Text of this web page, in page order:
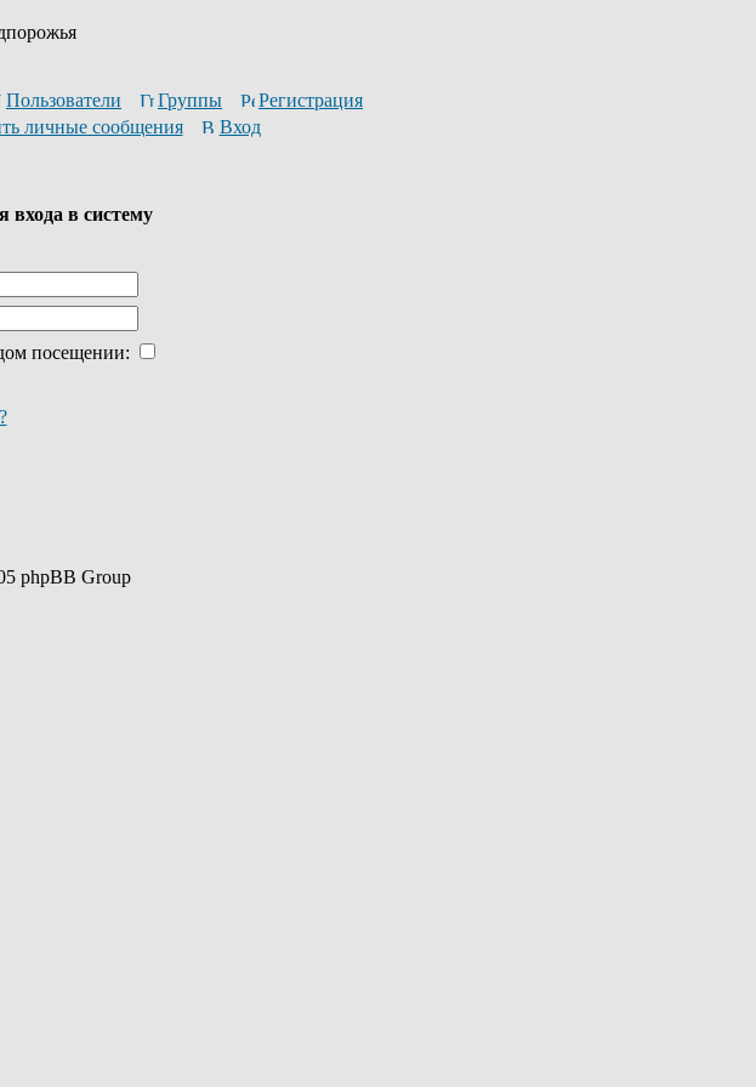
Пользователи Группы
Регистрация
личные сообщения Вход
входа в систему
посещении:
phpBB Group